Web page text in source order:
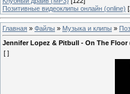
Позитивные видеоклипы онлайн (online)
Главная » Файлы » Музыка и клипы »
Jennifer Lopez & Pitbull - On The Floor
[ ]